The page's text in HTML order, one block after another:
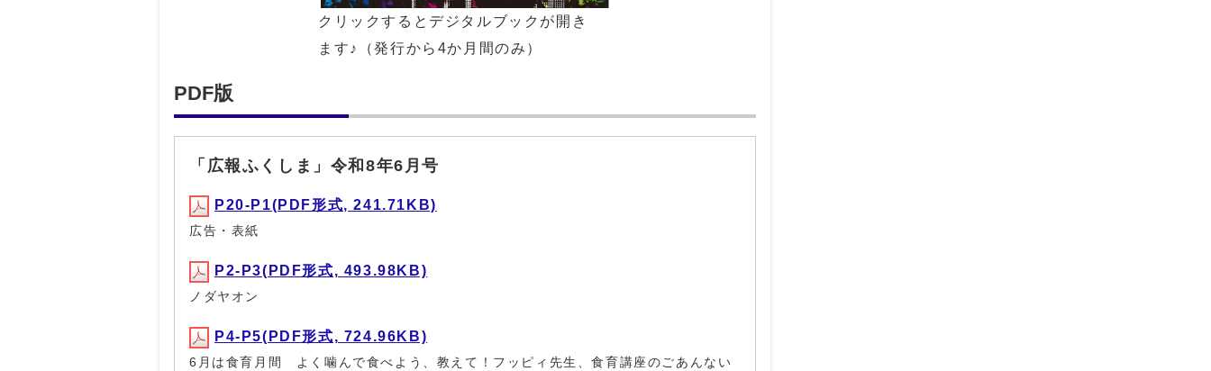
クリックするとデジタルブックが開き
ます♪（発行から4か月間のみ）
PDF版
「広報ふくしま」令和8年6月号
P20-P1(PDF形式, 241.71KB)
広告・表紙
P2-P3(PDF形式, 493.98KB)
ノダヤオン
P4-P5(PDF形式, 724.96KB)
6月は食育月間 よく噛んで食べよう、教えて！フッピィ先生、食育講座のごあんない